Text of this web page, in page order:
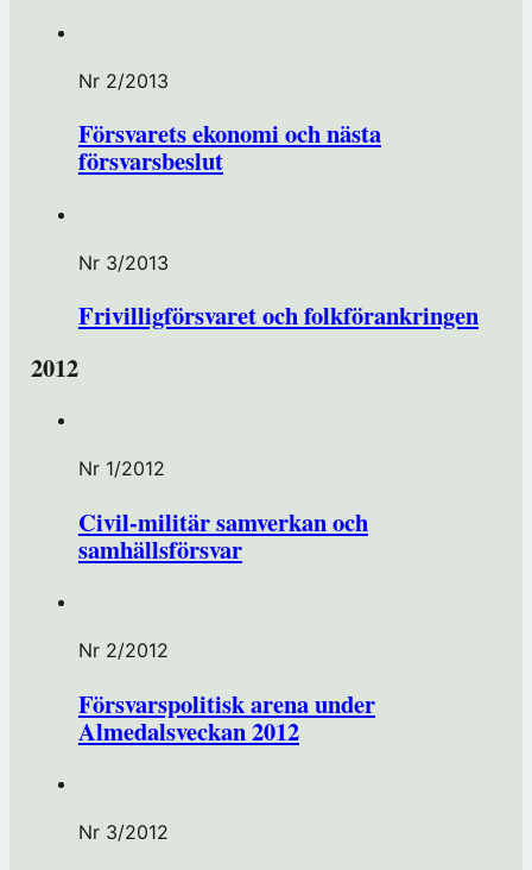
Nr 2/2013
Försvarets ekonomi och nästa
försvarsbeslut
Nr 3/2013
Frivilligförsvaret och folkförankringen
2012
Nr 1/2012
Civil-militär samverkan och
samhällsförsvar
Nr 2/2012
Försvarspolitisk arena under
Almedalsveckan 2012
Nr 3/2012